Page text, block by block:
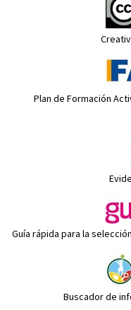
Plan de Formación
Guía rápida para la
Buscador de